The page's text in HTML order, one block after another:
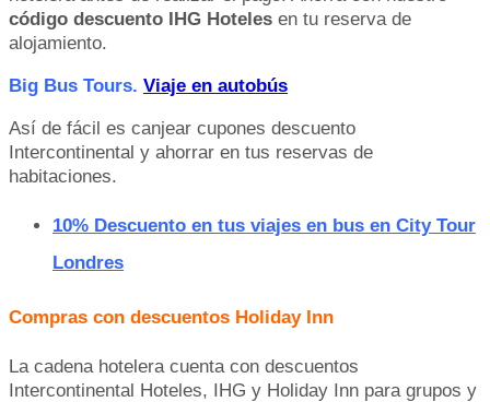
código descuento IHG Hoteles en tu reserva de
alojamiento.
Big Bus Tours. Viaje en autobús
Así de fácil es canjear cupones descuento
Intercontinental y ahorrar en tus reservas de
habitaciones.
10% Descuento en tus viajes en bus en City Tour
Londres
Compras con descuentos Holiday Inn
La cadena hotelera cuenta con descuentos
Intercontinental Hoteles, IHG y Holiday Inn para grupos y